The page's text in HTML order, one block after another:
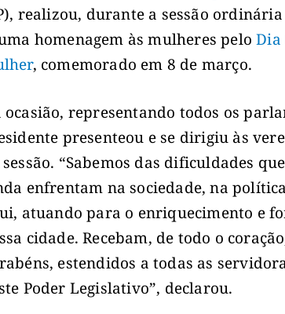
realizou, durante a sessão
homenagem às mulheres pelo
, comemorado em 8 de março.
ocasião, representando todos os
presenteou e se dirigiu às
“Sabemos das dificuldades
enfrentam na sociedade, na
atuando para o enriquecimento e
cidade. Recebam, de todo o
estendidos a todas as
Poder Legislativo”, declarou.